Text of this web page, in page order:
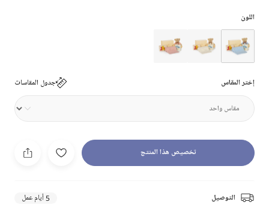
اللون
إختر المقاس جدول المقاسات
تخصيص هذا المنتج
التوصيل 5 أيام عمل